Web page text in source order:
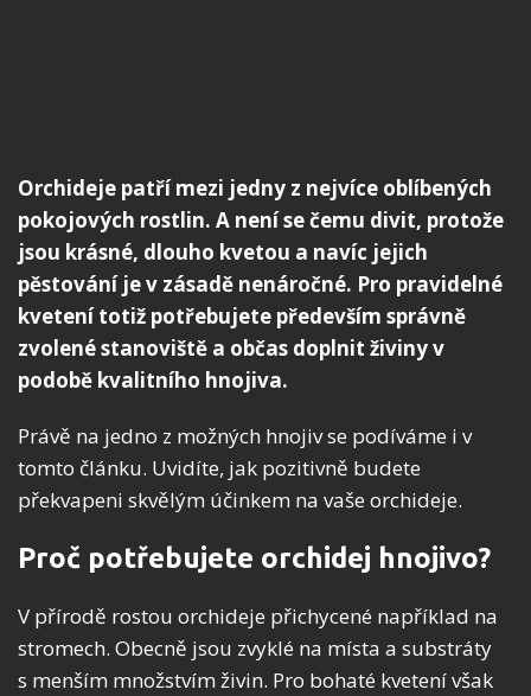
Orchideje patří mezi jedny z nejvíce oblíbených
pokojových rostlin. A není se čemu divit, protože
jsou krásné, dlouho kvetou a navíc jejich
pěstování je v zásadě nenáročné. Pro pravidelné
kvetení totiž potřebujete především správně
zvolené stanoviště a občas doplnit živiny v
podobě kvalitního hnojiva.
Právě na jedno z možných hnojiv se podíváme i v
tomto článku. Uvidíte, jak pozitivně budete
překvapeni skvělým účinkem na vaše orchideje.
Proč potřebujete orchidej hnojivo?
V přírodě rostou orchideje přichycené například na
stromech. Obecně jsou zvyklé na místa a substráty
s menším množstvím živin. Pro bohaté kvetení však